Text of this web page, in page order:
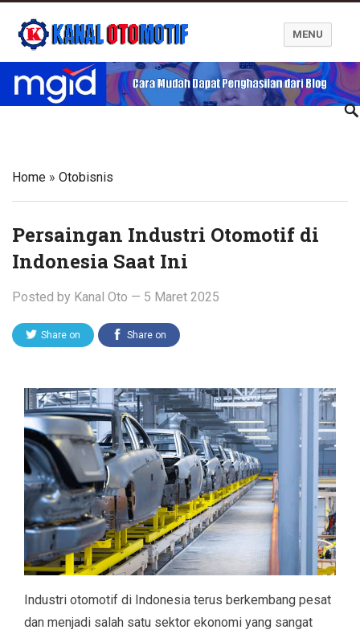
Blog Kanal Otomotif
MENU
Home » Otobisnis
Persaingan Industri Otomotif di
Indonesia Saat Ini
Posted by Kanal Oto — 5 Maret 2025
Share on Share on
Industri otomotif di Indonesia terus berkembang pesat
dan menjadi salah satu sektor ekonomi yang sangat